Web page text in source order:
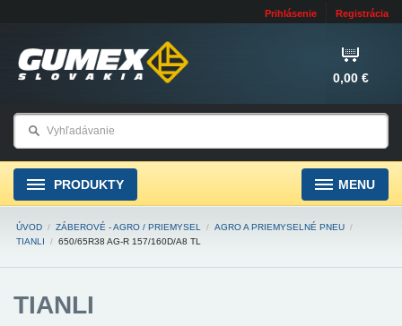
Prihlásenie Registrácia
0,00 €
PRODUKTY MENU
ÚVOD / ZÁBEROVÉ - AGRO / PRIEMYSEL / AGRO A PRIEMYSELNÉ PNEU /
TIANLI
/ 650/65R38 AG-R 157/160D/A8 TL
TIANLI